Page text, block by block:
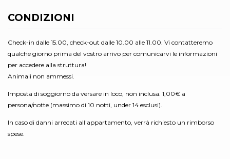
CONDIZIONI
Check-in dalle 15.00, check-out dalle 10.00 alle 11.00. Vi contatteremo
qualche giorno prima del vostro arrivo per comunicarvi le informazioni
per accedere alla struttura!
Animali non ammessi.
Imposta di soggiorno da versare in loco, non inclusa. 1,00€ a
persona/notte (massimo di 10 notti, under 14 esclusi).
In caso di danni arrecati all'appartamento, verrà richiesto un rimborso
spese.